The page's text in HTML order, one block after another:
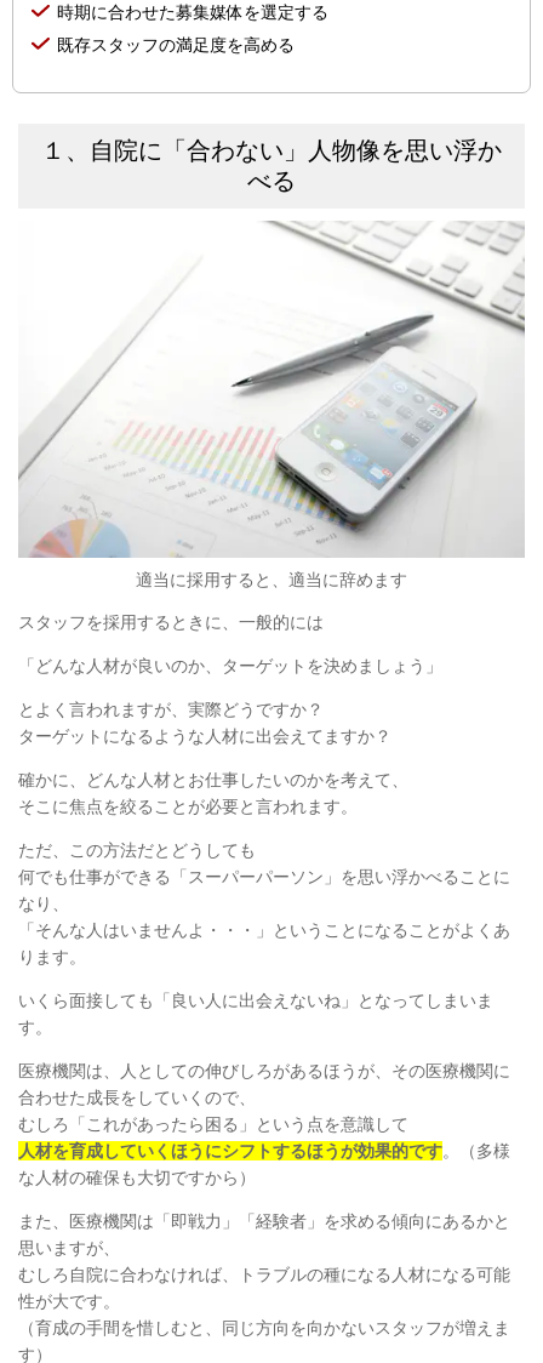
時期に合わせた募集媒体を選定する
既存スタッフの満足度を高める
１、自院に「合わない」人物像を思い浮か
べる
適当に採用すると、適当に辞めます
スタッフを採用するときに、一般的には
「どんな人材が良いのか、ターゲットを決めましょう」
とよく言われますが、実際どうですか？
ターゲットになるような人材に出会えてますか？
確かに、どんな人材とお仕事したいのかを考えて、
そこに焦点を絞ることが必要と言われます。
ただ、この方法だとどうしても
何でも仕事ができる「スーパーパーソン」を思い浮かべることに
なり、
「そんな人はいませんよ・・・」ということになることがよくあ
ります。
いくら面接しても「良い人に出会えないね」となってしまいま
す。
医療機関は、人としての伸びしろがあるほうが、その医療機関に
合わせた成長をしていくので、
むしろ「これがあったら困る」という点を意識して
人材を育成していくほうにシフトするほうが効果的です。（多様
な人材の確保も大切ですから）
また、医療機関は「即戦力」「経験者」を求める傾向にあるかと
思いますが、
むしろ自院に合わなければ、トラブルの種になる人材になる可能
性が大です。
（育成の手間を惜しむと、同じ方向を向かないスタッフが増えま
す）